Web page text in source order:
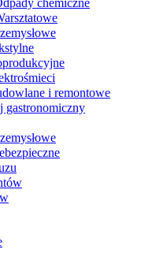
chemiczne
i remontowe
gastronomiczny